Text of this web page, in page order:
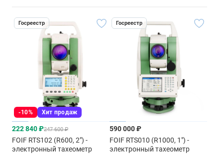
Госреестр
-10% Хит продаж
222 840 ₽247 600 ₽
FOIF RTS102 (R600, 2") -
электронный тахеометр
Госреестр
590 000 ₽
FOIF RTS010 (R1000, 1") -
электронный тахеометр